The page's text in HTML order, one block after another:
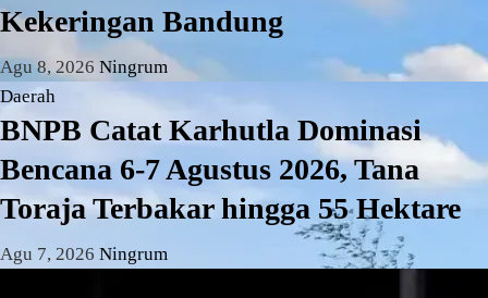
Kekeringan Bandung
Agu 8, 2026 Ningrum
Daerah
BNPB Catat Karhutla Dominasi
Bencana 6-7 Agustus 2026, Tana
Toraja Terbakar hingga 55 Hektare
Agu 7, 2026 Ningrum